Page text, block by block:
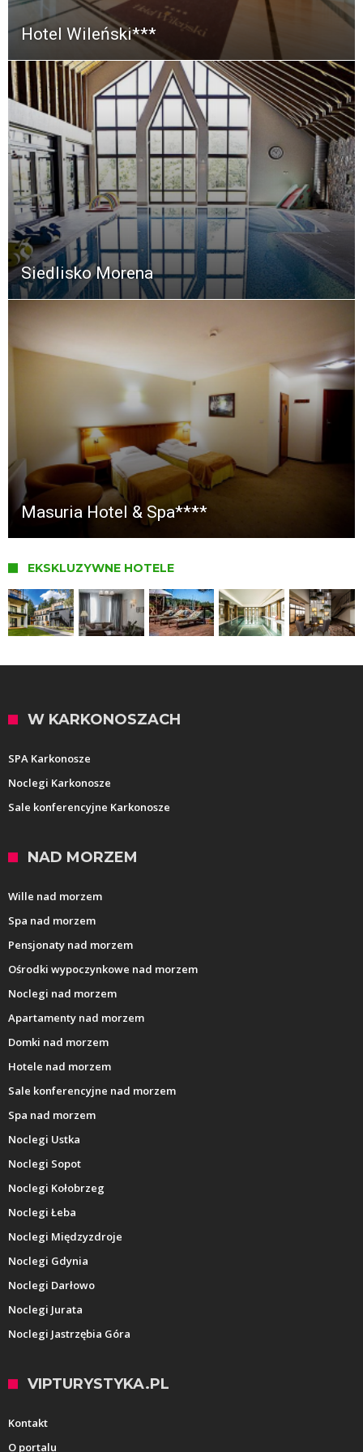
Hotel Wileński***
Siedlisko Morena
Masuria Hotel & Spa****
EKSKLUZYWNE HOTELE
W KARKONOSZACH
SPA Karkonosze
Noclegi Karkonosze
Sale konferencyjne Karkonosze
NAD MORZEM
Wille nad morzem
Spa nad morzem
Pensjonaty nad morzem
Ośrodki wypoczynkowe nad morzem
Noclegi nad morzem
Apartamenty nad morzem
Domki nad morzem
Hotele nad morzem
Sale konferencyjne nad morzem
Spa nad morzem
Noclegi Ustka
Noclegi Sopot
Noclegi Kołobrzeg
Noclegi Łeba
Noclegi Międzyzdroje
Noclegi Gdynia
Noclegi Darłowo
Noclegi Jurata
Noclegi Jastrzębia Góra
VIPTURYSTYKA.PL
Kontakt
O portalu